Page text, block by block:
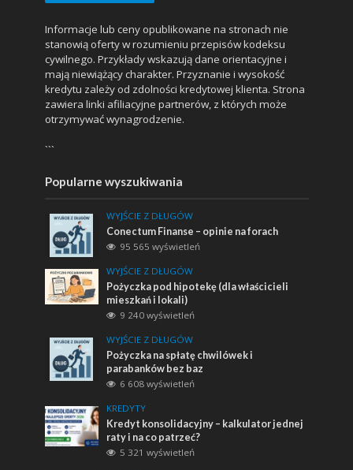
Informacje lub ceny opublikowane na stronach nie
stanowią oferty w rozumieniu przepisów kodeksu
cywilnego. Przykłady wskazują dane orientacyjne i
mają niewiążący charakter. Przyznanie i wysokość
kredytu zależy od zdolności kredytowej klienta. Strona
zawiera linki afiliacyjne partnerów, z których może
otrzymywać wynagrodzenie.
```
Popularne wyszukiwania
WYJŚCIE Z DŁUGÓW
Conectum Finanse – opinie na forach
95 565 wyświetleń
WYJŚCIE Z DŁUGÓW
Pożyczka pod hipotekę (dla właścicieli
mieszkań i lokali)
9 240 wyświetleń
WYJŚCIE Z DŁUGÓW
Pożyczka na spłatę chwilówek i
parabanków bez baz
6 608 wyświetleń
KREDYTY
Kredyt konsolidacyjny – kalkulator jednej
raty i na co patrzeć?
5 321 wyświetleń